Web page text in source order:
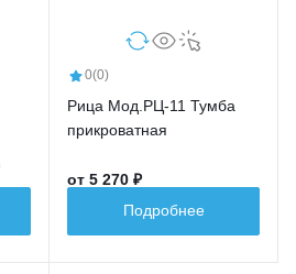
0(0)
Рица Мод.РЦ-11 Тумба
прикроватная
от 5 270 ₽
Подробнее